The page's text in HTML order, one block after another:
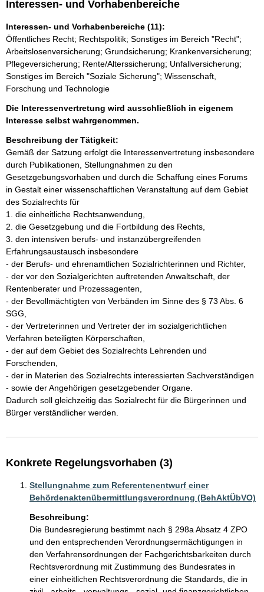
Interessen- und Vorhabenbereiche
Interessen- und Vorhabenbereiche (11):
Öffentliches Recht; Rechtspolitik; Sonstiges im Bereich "Recht";
Arbeitslosenversicherung; Grundsicherung; Krankenversicherung;
Pflegeversicherung; Rente/Alterssicherung; Unfallversicherung;
Sonstiges im Bereich "Soziale Sicherung"; Wissenschaft,
Forschung und Technologie
Die Interessenvertretung wird ausschließlich in eigenem
Interesse selbst wahrgenommen.
Beschreibung der Tätigkeit:
Gemäß der Satzung erfolgt die Interessenvertretung insbesondere
durch Publikationen, Stellungnahmen zu den
Gesetzgebungsvorhaben und durch die Schaffung eines Forums
in Gestalt einer wissenschaftlichen Veranstaltung auf dem Gebiet
des Sozialrechts für
1. die einheitliche Rechtsanwendung,
2. die Gesetzgebung und die Fortbildung des Rechts,
3. den intensiven berufs- und instanzübergreifenden
Erfahrungsaustausch insbesondere
- der Berufs- und ehrenamtlichen Sozialrichterinnen und Richter,
- der vor den Sozialgerichten auftretenden Anwaltschaft, der
Rentenberater und Prozessagenten,
- der Bevollmächtigten von Verbänden im Sinne des § 73 Abs. 6
SGG,
- der Vertreterinnen und Vertreter der im sozialgerichtlichen
Verfahren beteiligten Körperschaften,
- der auf dem Gebiet des Sozialrechts Lehrenden und
Forschenden,
- der in Materien des Sozialrechts interessierten Sachverständigen
- sowie der Angehörigen gesetzgebender Organe.
Dadurch soll gleichzeitig das Sozialrecht für die Bürgerinnen und
Konkrete Regelungsvorhaben (3)
Stellungnahme zum Referentenentwurf einer
Behördenaktenübermittlungsverordnung (BehAktÜbVO)
Beschreibung:
Die Bundesregierung bestimmt nach § 298a Absatz 4 ZPO
und den entsprechenden Verordnungsermächtigungen in
den Verfahrensordnungen der Fachgerichtsbarkeiten durch
Rechtsverordnung mit Zustimmung des Bundesrates in
einer einheitlichen Rechtsverordnung die Standards, die in